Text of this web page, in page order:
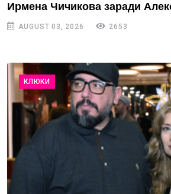
Ирмена Чичикова заради
AUGUST 03, 2026 2653
КЛЮКИ